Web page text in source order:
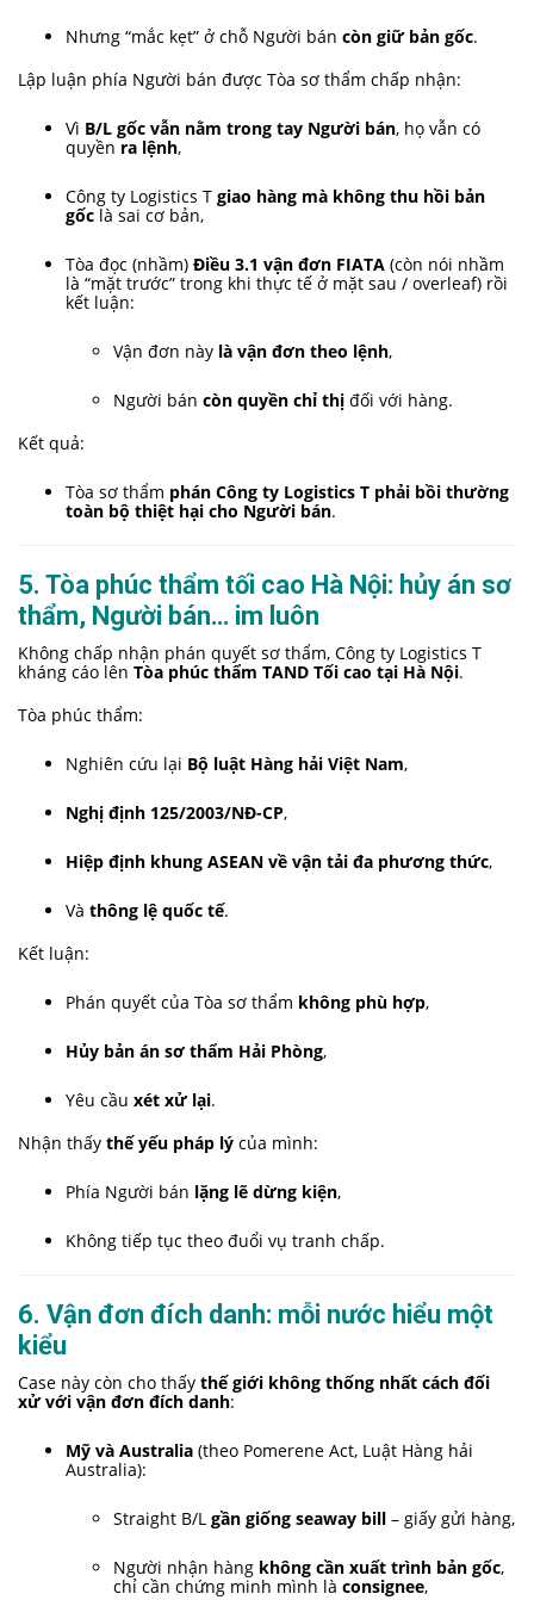
Nhưng “mắc kẹt” ở chỗ Người bán còn giữ bản gốc.
Lập luận phía Người bán được Tòa sơ thẩm chấp nhận:
Vì B/L gốc vẫn nằm trong tay Người bán, họ vẫn có
quyền ra lệnh,
Công ty Logistics T giao hàng mà không thu hồi bản
gốc là sai cơ bản,
Tòa đọc (nhầm) Điều 3.1 vận đơn FIATA (còn nói nhầm
là “mặt trước” trong khi thực tế ở mặt sau / overleaf) rồi
kết luận:
Vận đơn này là vận đơn theo lệnh,
Người bán còn quyền chỉ thị đối với hàng.
Kết quả:
Tòa sơ thẩm phán Công ty Logistics T phải bồi thường
toàn bộ thiệt hại cho Người bán.
5. Tòa phúc thẩm tối cao Hà Nội: hủy án sơ
thẩm, Người bán… im luôn
Không chấp nhận phán quyết sơ thẩm, Công ty Logistics T
kháng cáo lên Tòa phúc thẩm TAND Tối cao tại Hà Nội.
Tòa phúc thẩm:
Nghiên cứu lại Bộ luật Hàng hải Việt Nam,
Nghị định 125/2003/NĐ-CP,
Hiệp định khung ASEAN về vận tải đa phương thức,
Và thông lệ quốc tế.
Kết luận:
Phán quyết của Tòa sơ thẩm không phù hợp,
Hủy bản án sơ thẩm Hải Phòng,
Yêu cầu xét xử lại.
Nhận thấy thế yếu pháp lý của mình:
Phía Người bán lặng lẽ dừng kiện,
Không tiếp tục theo đuổi vụ tranh chấp.
6. Vận đơn đích danh: mỗi nước hiểu một
kiểu
Case này còn cho thấy thế giới không thống nhất cách đối
xử với vận đơn đích danh:
Mỹ và Australia (theo Pomerene Act, Luật Hàng hải
Australia):
Straight B/L gần giống seaway bill – giấy gửi hàng,
Người nhận hàng không cần xuất trình bản gốc,
chỉ cần chứng minh mình là consignee,